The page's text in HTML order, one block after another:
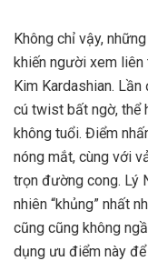
Không chỉ vậy,
khiến người xem liên
Kim Kardashian.
cú twist bất ngờ, thể
không tuổi. Điểm
nóng mắt, cùng với
trọn đường cong. Lý
nhiên “khủng” nhất
cũng cũng không
dụng ưu điểm này